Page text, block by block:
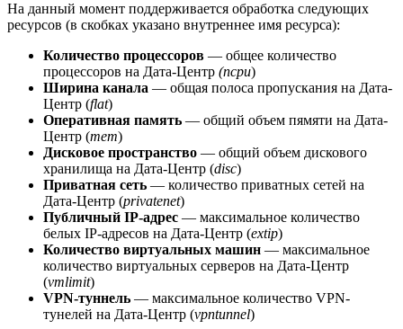
На данный момент поддерживается обработка следующих
ресурсов (в скобках указано внутреннее имя ресурса):
Количество процессоров — общее количество
процессоров на Дата-Центр (ncpu)
Ширина канала — общая полоса пропускания на Дата-
Центр (flat)
Оперативная память — общий объем пямяти на Дата-
Центр (mem)
Дисковое пространство — общий объем дискового
хранилища на Дата-Центр (disc)
Приватная сеть — количество приватных сетей на
Дата-Центр (privatenet)
Публичный IP-адрес — максимальное количество
белых IP-адресов на Дата-Центр (extip)
Количество виртуальных машин — максимальное
количество виртуальных серверов на Дата-Центр
(vmlimit)
VPN-туннель — максимальное количество VPN-
тунелей на Дата-Центр (vpntunnel)